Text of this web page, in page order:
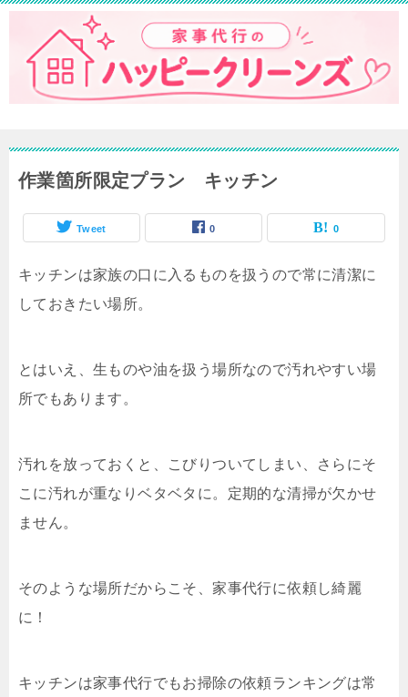
作業箇所限定プラン キッチン
Tweet 0 0
キッチンは家族の口に入るものを扱うので常に清潔に
しておきたい場所。
とはいえ、生ものや油を扱う場所なので汚れやすい場
所でもあります。
汚れを放っておくと、こびりついてしまい、さらにそ
こに汚れが重なりベタベタに。定期的な清掃が欠かせ
ません。
そのような場所だからこそ、家事代行に依頼し綺麗
に！
キッチンは家事代行でもお掃除の依頼ランキングは常